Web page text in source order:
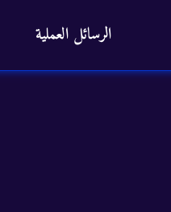
الرسائل العملية